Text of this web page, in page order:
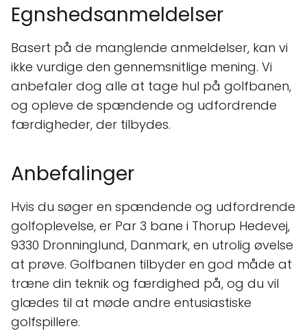
Egnshedsanmeldelser
Basert på de manglende anmeldelser, kan vi
ikke vurdige den gennemsnitlige mening. Vi
anbefaler dog alle at tage hul på golfbanen,
og opleve de spændende og udfordrende
færdigheder, der tilbydes.
Anbefalinger
Hvis du søger en spændende og udfordrende
golfoplevelse, er Par 3 bane i Thorup Hedevej,
9330 Dronninglund, Danmark, en utrolig øvelse
at prøve. Golfbanen tilbyder en god måde at
træne din teknik og færdighed på, og du vil
glædes til at møde andre entusiastiske
golfspillere.